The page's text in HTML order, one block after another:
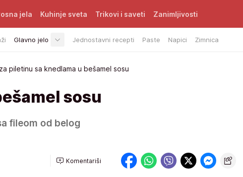
Glavno jelo Jednostavni recepti Paste Napici Zimnica
jela Kuhinje sveta Trikovi i saveti Zanimljivosti
piletinu sa knedlama u bešamel sosu
sosu
fileom od belog
Komentariši